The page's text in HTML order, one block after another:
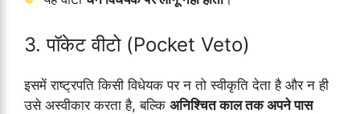
3. पॉकेट वीटो (Pocket Veto)
इसमें राष्ट्रपति किसी विधेयक पर न तो स्वीकृति देता है और न ही
उसे अस्वीकार करता है, बल्कि अनिश्चित काल तक अपने पास